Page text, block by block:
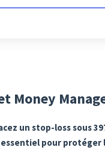
Money
un stop-loss sous
pour